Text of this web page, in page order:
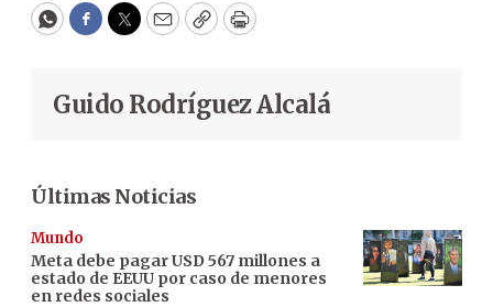
WhatsApp
Facebook
Twitter
EmailCopyPrint
Guido Rodríguez Alcalá
Últimas Noticias
Mundo
Meta debe pagar USD 567 millones a
estado de EEUU por caso de menores
en redes sociales